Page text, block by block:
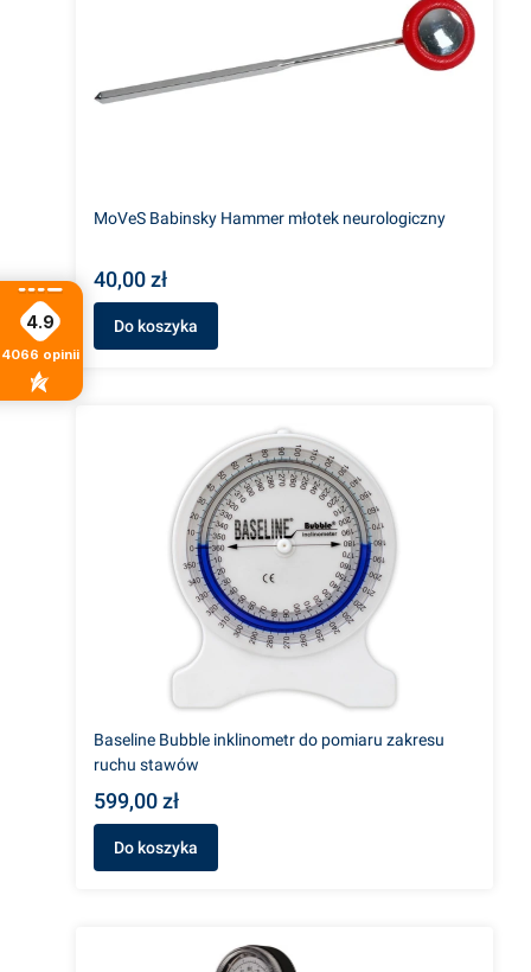
MoVeS Babinsky Hammer młotek neurologiczny
40,00 zł
Do koszyka
Baseline Bubble inklinometr do pomiaru zakresu
ruchu stawów
599,00 zł
Do koszyka
4.9
4066 opinii